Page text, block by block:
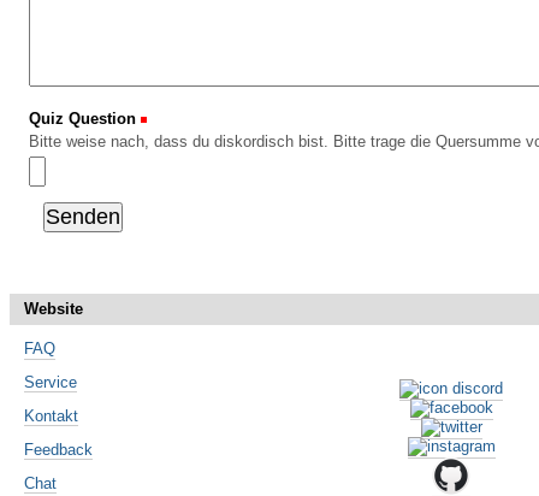
Quiz Question
Bitte weise nach, dass du diskordisch bist. Bitte trage die Quersumme
Website
FAQ
Service
Kontakt
Feedback
Chat